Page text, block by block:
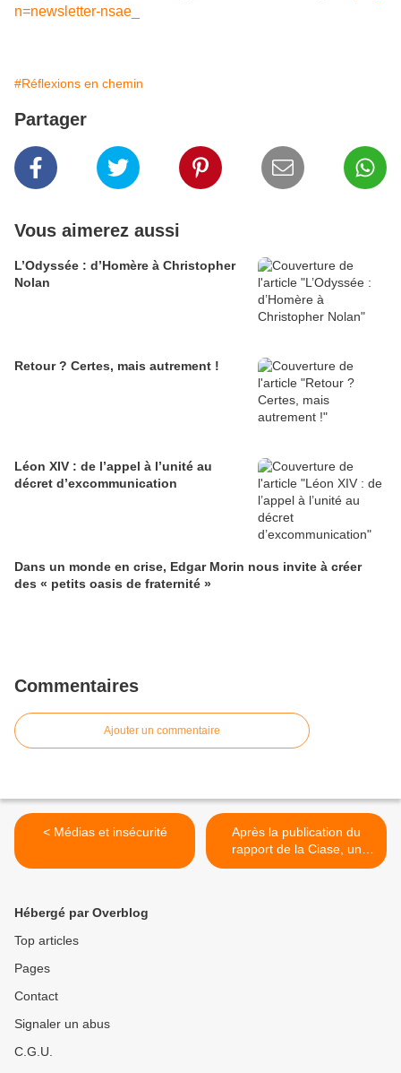
n=newsletter-nsae_
#Réflexions en chemin
Partager
Vous aimerez aussi
L’Odyssée : d’Homère à Christopher
Nolan
Retour ? Certes, mais autrement !
Léon XIV : de l’appel à l’unité au
décret d’excommunication
Dans un monde en crise, Edgar Morin nous invite à créer
des « petits oasis de fraternité »
Commentaires
Ajouter un commentaire
< Médias et insécurité
Après la publication du
rapport de la Ciase, un
appel de Christiane Pedotti
Hébergé par Overblog
Top articles
Pages
Contact
Signaler un abus
C.G.U.